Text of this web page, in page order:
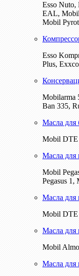
Esso
EAL,
Mobil
Esso
Plus,
Mobilarma
Ban 335,
Масла для
Mobil DTE
Масла для
Mobil
Pegasus 1,
Масла
Mobil
Масла для
Mobil
Масла для